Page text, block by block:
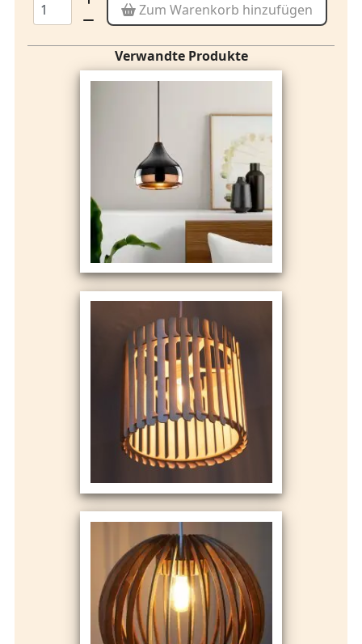
Zum Warenkorb hinzufügen
Verwandte Produkte